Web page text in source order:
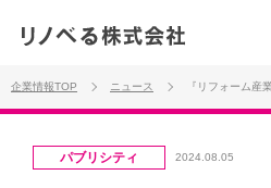
企業情報TOP ニュース 『リフォーム産
パブリシティ 2024.08.05